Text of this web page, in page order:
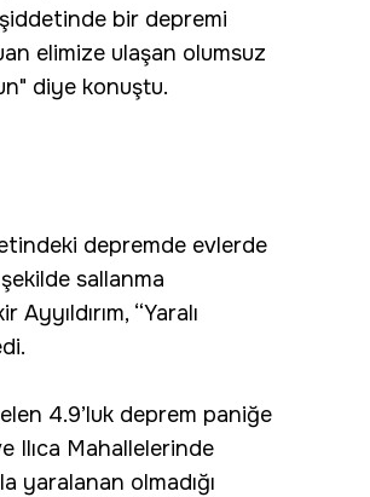
şiddetinde bir depremi
elimize ulaşan olumsuz
diye konuştu.
depremde evlerde
sallanma
“Yaralı
4.9’luk deprem paniğe
Ilıca Mahallelerinde
yaralanan olmadığı